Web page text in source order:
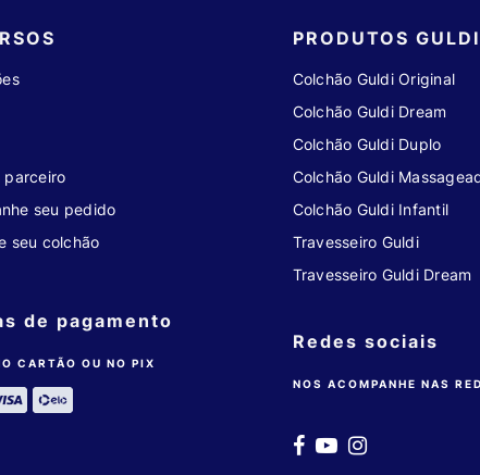
parceiro
seu pedido
seu colchão
de pagamento
CARTÃO OU NO PIX
PRODUTOS GULDI
Colchão Guldi Original
Colchão Guldi Dream
Colchão Guldi Duplo
Colchão Guldi
Colchão Guldi Infantil
Travesseiro Guldi
Travesseiro Guldi Dream
Redes sociais
NOS ACOMPANHE NAS